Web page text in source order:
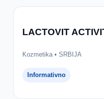
LACTOVIT
Kozmetika • SRBIJA
Informativno